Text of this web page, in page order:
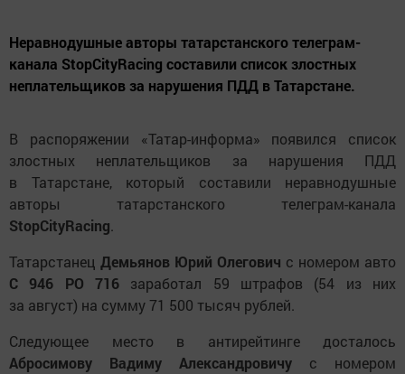
Неравнодушные авторы татарстанского телеграм-
канала StopCityRacing составили список злостных
неплательщиков за нарушения ПДД в Татарстане.
В распоряжении «Татар-информа» появился список
злостных неплательщиков за нарушения ПДД
в Татарстане, который составили неравнодушные
авторы татарстанского телеграм-канала
StopCityRacing.
Татарстанец Демьянов Юрий Олегович с номером авто
С 946 РО 716 заработал 59 штрафов (54 из них
за август) на сумму 71 500 тысяч рублей.
Следующее место в антирейтинге досталось
Абросимову Вадиму Александровичу с номером